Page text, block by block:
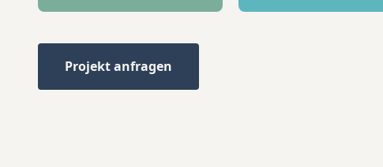
Projekt anfragen